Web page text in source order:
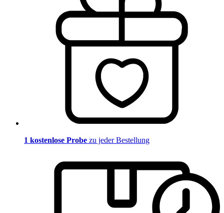
1 kostenlose Probe zu jeder Bestellung